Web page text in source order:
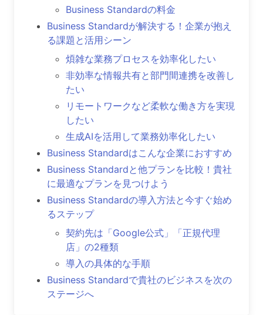
Business Standardの料金
Business Standardが解決する！企業が抱え
る課題と活用シーン
煩雑な業務プロセスを効率化したい
非効率な情報共有と部門間連携を改善し
たい
リモートワークなど柔軟な働き方を実現
したい
生成AIを活用して業務効率化したい
Business Standardはこんな企業におすすめ
Business Standardと他プランを比較！貴社
に最適なプランを見つけよう
Business Standardの導入方法と今すぐ始め
るステップ
契約先は「Google公式」「正規代理
店」の2種類
導入の具体的な手順
Business Standardで貴社のビジネスを次の
ステージへ